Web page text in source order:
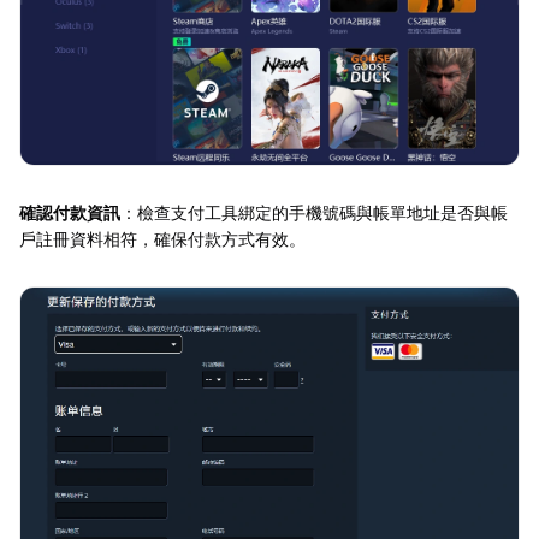
確認付款資訊 ：檢查支付工具綁定的手機號碼與帳單地址是否與帳
戶註冊資料相符，確保付款方式有效。